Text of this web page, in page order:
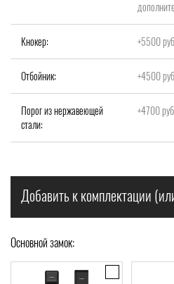
Кнокер: +5500
Отбойник: +4500
Порог из нержавеющей
стали:
+4700
Добавить к комплектации
Основной замок: